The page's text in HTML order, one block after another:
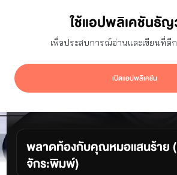
ใช้แอปพลิเคชันธั
เพื่อประสบการณ์อ่านและเขียนที่ดี
เปิดแอปพลิเคชัน
พลาดท้องกับคุณหมอแสนร้าย
จักร:พิมพ์)